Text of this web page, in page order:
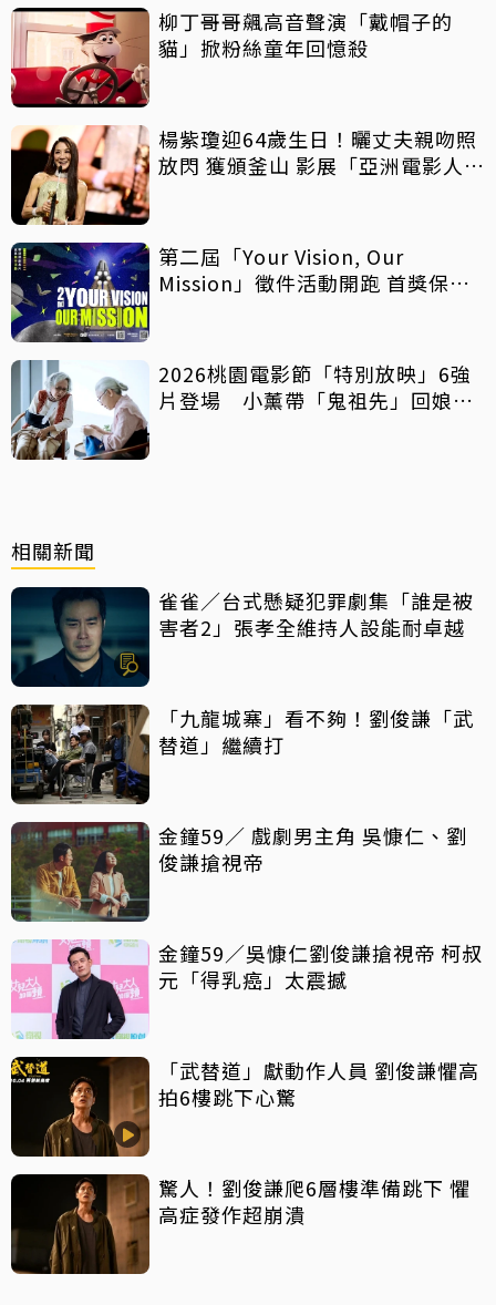
柳丁哥哥飆高音聲演「戴帽子的
貓」掀粉絲童年回憶殺
楊紫瓊迎64歲生日！曬丈夫親吻照
放閃 獲頒釜山 影展「亞洲電影人
第二屆「Your Vision, Our
Mission」徵件活動開跑 首獎保證
2026桃園電影節「特別放映」6強
片登場 小薰帶「鬼祖先」回娘
相關新聞
雀雀／台式懸疑犯罪劇集「誰是被
害者2」張孝全維持人設能耐卓越
「九龍城寨」看不夠！劉俊謙「武
替道」繼續打
金鐘59／ 戲劇男主角 吳慷仁、劉
俊謙搶視帝
金鐘59／吳慷仁劉俊謙搶視帝 柯叔
元「得乳癌」太震撼
「武替道」獻動作人員 劉俊謙懼高
拍6樓跳下心驚
驚人！劉俊謙爬6層樓準備跳下 懼
高症發作超崩潰